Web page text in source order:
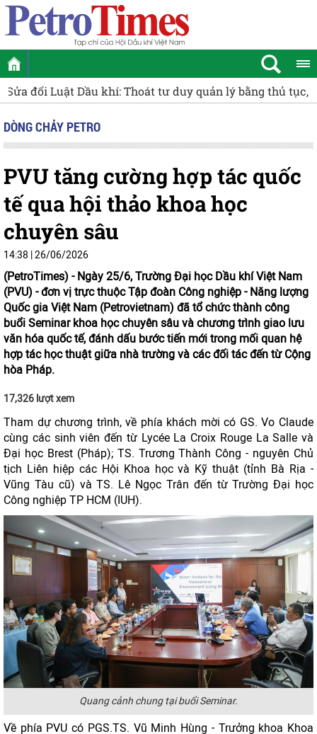
Khởi tranh Giải Bóng bàn Cúp Phân Bón Cà Mau 2026
DÒNG CHẢY PETRO
PVU tăng cường hợp tác quốc
tế qua hội thảo khoa học
chuyên sâu
14:38 | 26/06/2026
(PetroTimes) - Ngày 25/6, Trường Đại học Dầu khí Việt Nam
(PVU) - đơn vị trực thuộc Tập đoàn Công nghiệp - Năng lượng
Quốc gia Việt Nam (Petrovietnam) đã tổ chức thành công
buổi Seminar khoa học chuyên sâu và chương trình giao lưu
văn hóa quốc tế, đánh dấu bước tiến mới trong mối quan hệ
hợp tác học thuật giữa nhà trường và các đối tác đến từ Cộng
hòa Pháp.
17,326 lượt xem
Tham dự chương trình, về phía khách mời có GS. Vo Claude
cùng các sinh viên đến từ Lycée La Croix Rouge La Salle và
Đại học Brest (Pháp); TS. Trương Thành Công - nguyên Chủ
tịch Liên hiệp các Hội Khoa học và Kỹ thuật (tỉnh Bà Rịa -
Vũng Tàu cũ) và TS. Lê Ngọc Trân đến từ Trường Đại học
Công nghiệp TP HCM (IUH).
Quang cảnh chung tại buổi Seminar.
Về phía PVU có PGS.TS. Vũ Minh Hùng - Trưởng khoa Khoa